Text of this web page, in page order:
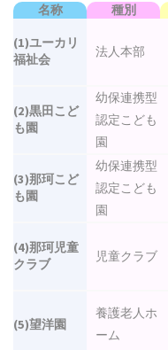
名称 種別
(1)ユーカリ
福祉会
法人本部
(2)黒田こど
も園
幼保連携型
認定こども
園
(3)那珂こど
も園
幼保連携型
認定こども
園
(4)那珂児童
クラブ
児童クラブ
(5)望洋園
養護老人ホ
ーム